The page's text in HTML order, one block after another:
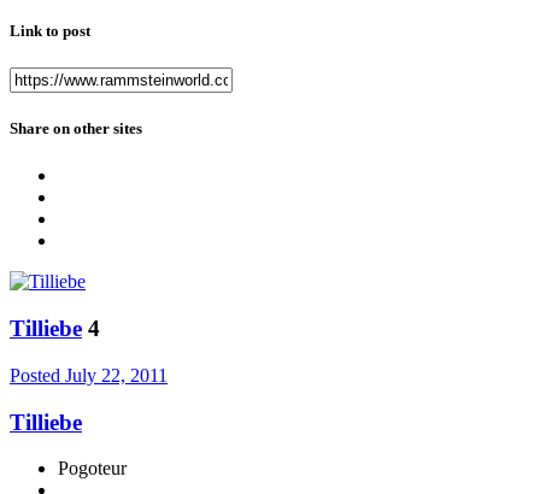
Link to post
Share on other sites
Tilliebe 4
Posted July 22, 2011
Tilliebe
Pogoteur